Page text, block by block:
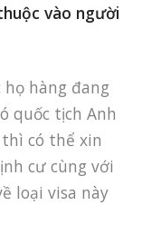
vào người
hàng đang
quốc tịch Anh
có thể xin
cư cùng với
loại visa này